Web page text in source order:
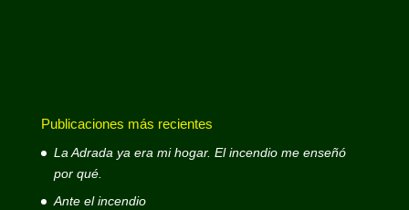
Publicaciones más recientes
La Adrada ya era mi hogar. El incendio me enseñó
por qué.
Ante el incendio